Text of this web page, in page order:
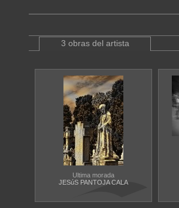
3 obras del artista
Ultima morada
JESúS PANTOJA CALA